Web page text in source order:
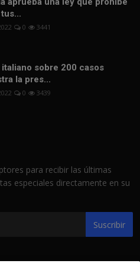
0 3441
italiano sobre 200 casos
la pres...
0 3439
para recibir las últimas
especiales directamente en su
Suscribir